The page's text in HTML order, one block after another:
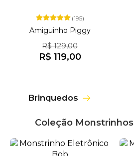
(195)
Amiguinho Piggy
R$ 129,00
R$ 119,00
Brinquedos
Coleção Monstrinhos